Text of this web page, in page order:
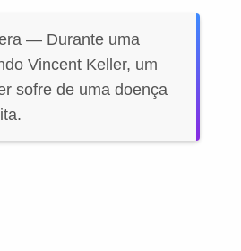
— Durante uma
Vincent Keller, um
sofre de uma doença